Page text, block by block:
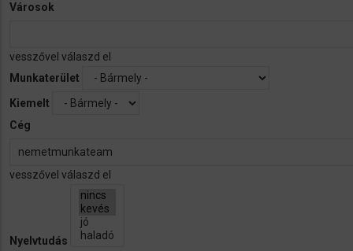
Városok
vesszővel válaszd el
Munkaterület
Kiemelt
Cég
vesszővel válaszd el
Nyelvtudás